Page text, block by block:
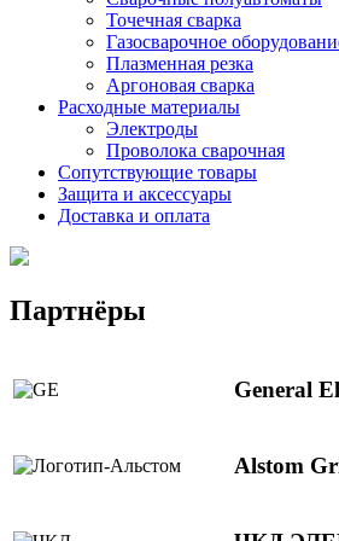
Точечная сварка
Газосварочное
Плазменная резка
Аргоновая сварка
Расходные материалы
Электроды
Проволока сварочная
Сопутствующие товары
Защита и аксессуары
Доставка и оплата
Партнёры
General
Alstom